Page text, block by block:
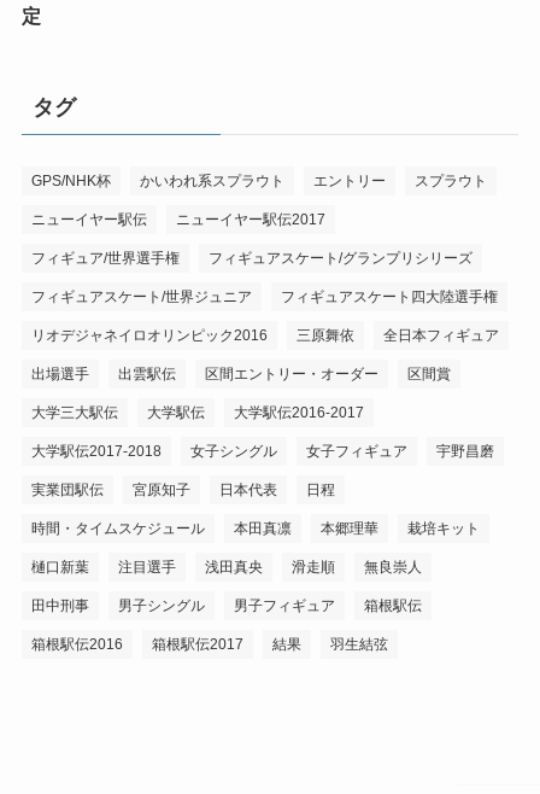
定
タグ
GPS/NHK杯 かいわれ系スプラウト エントリー スプラウト
ニューイヤー駅伝 ニューイヤー駅伝2017
フィギュア/世界選手権 フィギュアスケート/グランプリシリーズ
フィギュアスケート/世界ジュニア フィギュアスケート四大陸選手権
リオデジャネイロオリンピック2016 三原舞依 全日本フィギュア
出場選手 出雲駅伝 区間エントリー・オーダー 区間賞
大学三大駅伝 大学駅伝 大学駅伝2016-2017
大学駅伝2017-2018 女子シングル 女子フィギュア 宇野昌磨
実業団駅伝 宮原知子 日本代表 日程
時間・タイムスケジュール 本田真凛 本郷理華 栽培キット
樋口新葉 注目選手 浅田真央 滑走順 無良崇人
田中刑事 男子シングル 男子フィギュア 箱根駅伝
箱根駅伝2016 箱根駅伝2017 結果 羽生結弦